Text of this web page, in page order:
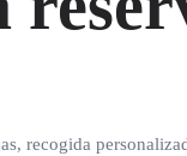
recogida